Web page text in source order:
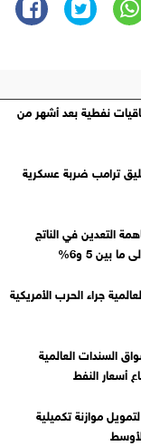
نفطية بعد أشهر من
ترامب ضربة عسكرية
التعدين في الناتج
جراء الحرب الأمريكية
السندات العالمية
أسعار النفط
موازنة تكميلية